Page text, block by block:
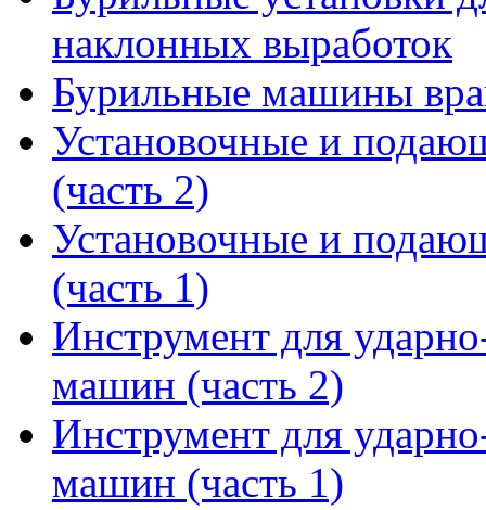
наклонных выработок
Бурильные машины
Установочные и
(часть 2)
Установочные и
(часть 1)
Инструмент для
машин (часть 2)
Инструмент для
машин (часть 1)